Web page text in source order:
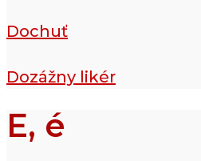
Dochuť
Dozážny likér
E, é